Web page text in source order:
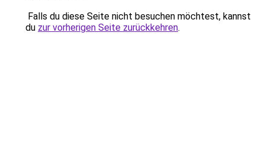
Falls du diese Seite nicht besuchen möchtest, kannst
du zur vorherigen Seite zurückkehren.